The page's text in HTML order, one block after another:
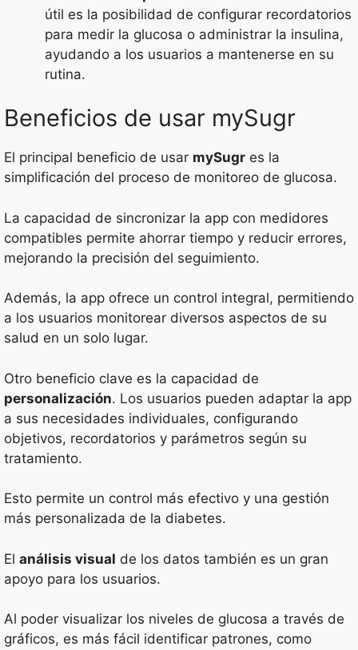
útil es la posibilidad de configurar recordatorios
para medir la glucosa o administrar la insulina,
ayudando a los usuarios a mantenerse en su
rutina.
Beneficios de usar mySugr
El principal beneficio de usar mySugr es la
simplificación del proceso de monitoreo de glucosa.
La capacidad de sincronizar la app con medidores
compatibles permite ahorrar tiempo y reducir errores,
mejorando la precisión del seguimiento.
Además, la app ofrece un control integral, permitiendo
a los usuarios monitorear diversos aspectos de su
salud en un solo lugar.
Otro beneficio clave es la capacidad de
personalización. Los usuarios pueden adaptar la app
a sus necesidades individuales, configurando
objetivos, recordatorios y parámetros según su
tratamiento.
Esto permite un control más efectivo y una gestión
más personalizada de la diabetes.
El análisis visual de los datos también es un gran
apoyo para los usuarios.
Al poder visualizar los niveles de glucosa a través de
gráficos, es más fácil identificar patrones, como